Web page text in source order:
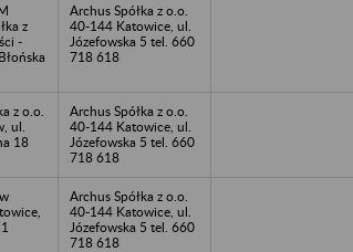
z
-
Archus Spółka z o.o.
40-144 Katowice, ul.
Józefowska 5 tel. 660
718 618
z o.o.
ul.
18
Archus Spółka z o.o.
40-144 Katowice, ul.
Józefowska 5 tel. 660
718 618
Archus Spółka z o.o.
40-144 Katowice, ul.
Józefowska 5 tel. 660
718 618